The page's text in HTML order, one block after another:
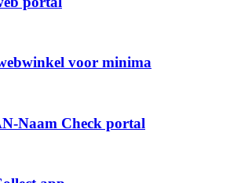
voor minima
Naam Check portal